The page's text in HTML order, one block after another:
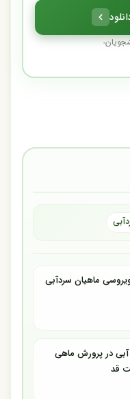
ماهیان سردآبی
آبی در پرورش ماهی
قد